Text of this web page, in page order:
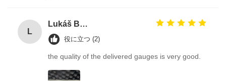
L
Lukáš Burda
役に立つ (2)
the quality of the delivered gauges is very good.